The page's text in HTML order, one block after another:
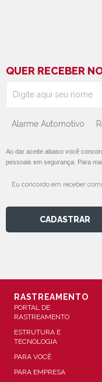
QUER RECEBER
Alarme Automotivo
Ao dar aceite abaixo você
pessoais em segurança. Para
Eu concordo em receber
CADASTRAR
RASTREAMENTO
PORTAL DE
RASTREAMENTO
ESTRUTURA E
TECNOLOGIA
PARA VOCÊ
PARA EMPRESA